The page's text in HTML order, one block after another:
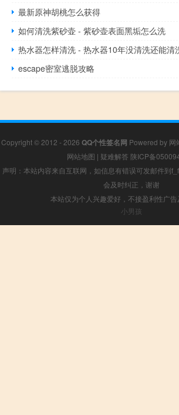
最新原神胡桃怎么获得
如何清洗紫砂壶 - 紫砂壶表面黑垢怎么洗
热水器怎样清洗 - 热水器10年没清洗还能清
escape密室逃脱攻略
Copyright © 2012 - 2026 QQ个性签名网 Powered by 网
网站地图 | 疑难解答 陕ICP备
声明：本站内容来自互联网，如信息有错误可发邮件到
会及时纠正，谢谢
本站仅为个人兴趣爱好，不接盈利性广
小男孩